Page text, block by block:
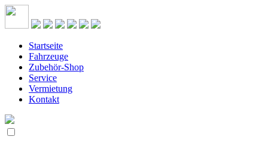
Startseite
Fahrzeuge
Zubehör-Shop
Service
Vermietung
Kontakt